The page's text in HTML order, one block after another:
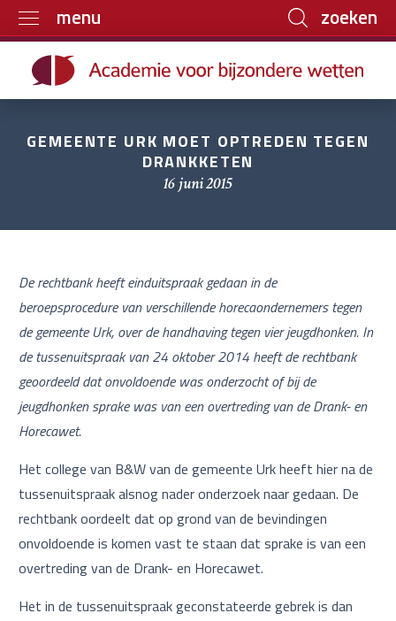
menu zoeken
Home
Boeken
Contact
GEMEENTE URK MOET OPTREDEN TEGEN
DRANKKETEN
16 juni 2015
De rechtbank heeft einduitspraak gedaan in de
beroepsprocedure van verschillende horecaondernemers tegen
de gemeente Urk, over de handhaving tegen vier jeugdhonken. In
de tussenuitspraak van 24 oktober 2014 heeft de rechtbank
geoordeeld dat onvoldoende was onderzocht of bij de
jeugdhonken sprake was van een overtreding van de Drank- en
Horecawet.
Het college van B&W van de gemeente Urk heeft hier na de
tussenuitspraak alsnog nader onderzoek naar gedaan. De
rechtbank oordeelt dat op grond van de bevindingen
onvoldoende is komen vast te staan dat sprake is van een
overtreding van de Drank- en Horecawet.
Het in de tussenuitspraak geconstateerde gebrek is dan